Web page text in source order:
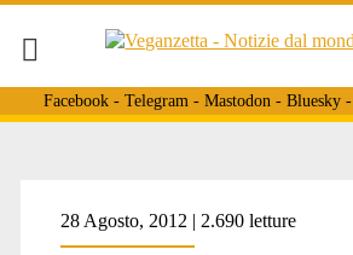
Facebook- Telegram- Mastodon- Bluesky-
Tag:
28 Agosto, 2012 | 2.690 letture